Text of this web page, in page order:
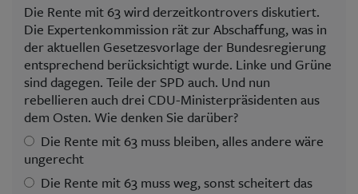
Die Rente mit 63 wird derzeitkontrovers diskutiert.
Die Expertenkommission rät zur Abschaffung, was in
der aktuellen Gesetzesvorlage der Bundesregierung
entsprechend berücksichtigt wurde. Linke und Grüne
sind dagegen. Teile der SPD auch. Und nun
rebellieren auch drei CDU-Ministerpräsidenten aus
dem Osten. Wie denken Sie darüber?
Die Rente mit 63 muss bleiben, alles andere wäre
ungerecht
Die Rente mit 63 muss weg, sonst scheitert das